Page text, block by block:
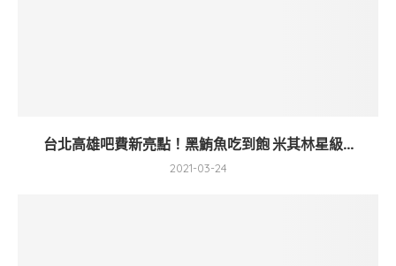
台北高雄吧費新亮點！黑鮪魚吃到飽 米其林星級...
2021-03-24